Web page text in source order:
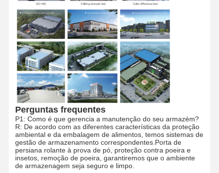
Sacos de Papel para Entrega de Comida
sacos de papel do SOS
Saco de Papel Corte em J
Sacos de comércio eletrónico
Saco de papel com alça plana
Sacos de papel feitos à mão
Produtos descartáveis de serviço alimentar
Sacos de papel de fundo apertados
Rolo de papel térmico
Perguntas frequentes
P1: Como é que gerencia a manutenção do seu armazém?
R: De acordo com as diferentes características da proteção
ambiental e da embalagem de alimentos, temos sistemas de
gestão de armazenamento correspondentes.Porta de
persiana rolante à prova de pó, proteção contra poeira e
insetos, remoção de poeira, garantiremos que o ambiente
de armazenagem seja seguro e limpo.